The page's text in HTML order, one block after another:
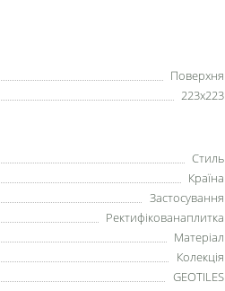
Поверхня
223x223
Стиль
Країна
Застосування
Ректифікованаплитка
Матеріал
Колекція
GEOTILES